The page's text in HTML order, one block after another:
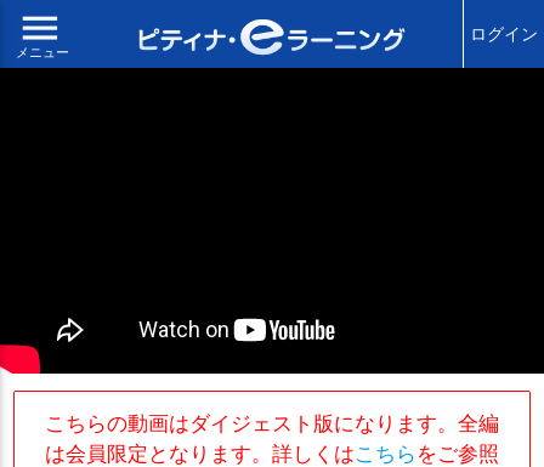
menu
メニュー
ログイン
こちらの動画はダイジェスト版になります。全編
は会員限定となります。詳しくはこちら をご参照